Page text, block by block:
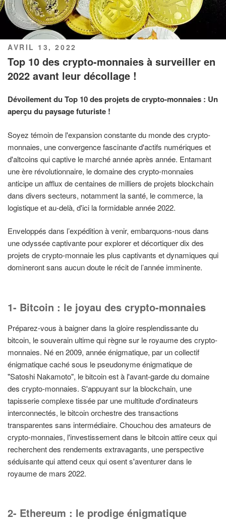
PUBLIÉ
LE
AVRIL 13, 2022
Top 10 des crypto-monnaies à surveiller en
2022 avant leur décollage !
Dévoilement du Top 10 des projets de crypto-monnaies : Un
aperçu du paysage futuriste !
Soyez témoin de l'expansion constante du monde des crypto-
monnaies, une convergence fascinante d'actifs numériques et
d'altcoins qui captive le marché année après année. Entamant
une ère révolutionnaire, le domaine des crypto-monnaies
anticipe un afflux de centaines de milliers de projets blockchain
dans divers secteurs, notamment la santé, le commerce, la
logistique et au-delà, d'ici la formidable année 2022.
Enveloppés dans l’expédition à venir, embarquons-nous dans
une odyssée captivante pour explorer et décortiquer dix des
projets de crypto-monnaie les plus captivants et dynamiques qui
domineront sans aucun doute le récit de l’année imminente.
1- Bitcoin : le joyau des crypto-monnaies
Préparez-vous à baigner dans la gloire resplendissante du
bitcoin, le souverain ultime qui règne sur le royaume des crypto-
monnaies. Né en 2009, année énigmatique, par un collectif
énigmatique caché sous le pseudonyme énigmatique de
"Satoshi Nakamoto", le bitcoin est à l'avant-garde du domaine
des crypto-monnaies. S'appuyant sur la blockchain, une
tapisserie complexe tissée par une multitude d'ordinateurs
interconnectés, le bitcoin orchestre des transactions
transparentes sans intermédiaire. Chouchou des amateurs de
crypto-monnaies, l'investissement dans le bitcoin attire ceux qui
recherchent des rendements extravagants, une perspective
séduisante qui attend ceux qui osent s'aventurer dans le
royaume de mars 2022.
2- Ethereum : le prodige énigmatique